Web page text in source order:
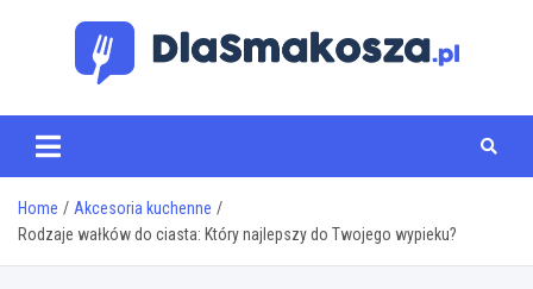
www.dlasmakosza.pl
Home
Akcesoria kuchenne
Rodzaje wałków do ciasta: Który najlepszy do Twojego wypieku?